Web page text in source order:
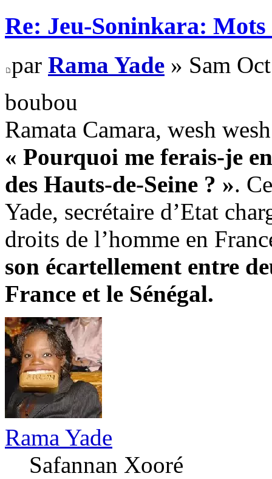
Re: Jeu-Soninkara:
par Rama Yade » Sam
boubou
Ramata Camara, wesh wesh
« Pourquoi me ferais-je
des Hauts-de-Seine ? ».
Yade, secrétaire d’Etat
droits de l’homme en
son écartellement entre
France et le Sénégal.
Rama Yade
Safannan Xooré